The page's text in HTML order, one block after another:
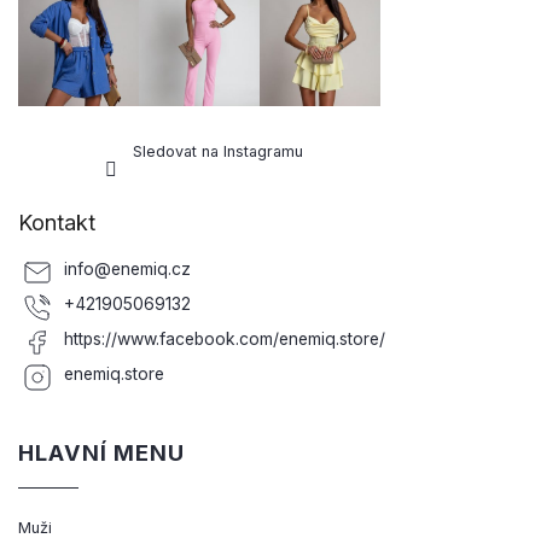
Sledovat na Instagramu
Kontakt
info@enemiq.cz
+421905069132
https://www.facebook.com/enemiq.store/
enemiq.store
HLAVNÍ MENU
Muži